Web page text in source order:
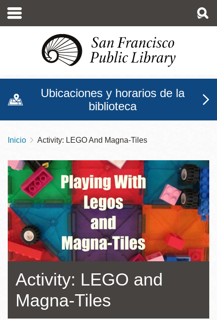
contenido
Ubicaciones y horarios de la
biblioteca
Sobrescribir
enlaces
de
ayuda
a
la
navegación
Inicio Activity: LEGO And Magna-Tiles
Activity: LEGO and
Magna-Tiles